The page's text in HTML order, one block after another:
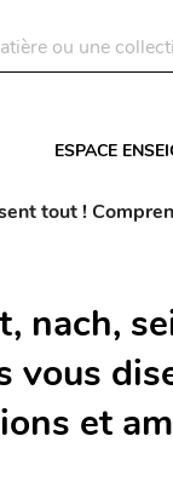
ESPACE
tout !
nach,
vous
et